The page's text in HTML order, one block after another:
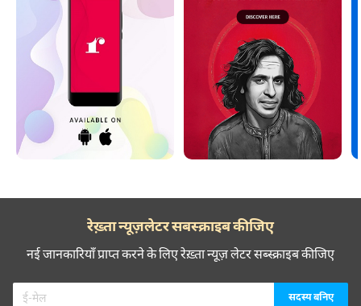
रेख़्ता न्यूज़लेटर सबस्क्राइब कीजिए
नई जानकारियाँ प्राप्त करने के लिए रेख़्ता न्यूज़ लेटर सब्स्क्राइब कीजिए